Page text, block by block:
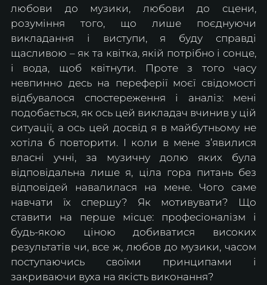
любови до музики, любови до сцени,
розуміння того, що лише поєднуючи
викладання і виступи, я буду справді
щасливою – як та квітка, якій потрібно і сонце,
і вода, щоб квітнути. Проте з того часу
невпинно десь на переферії моєї свідомості
відбувалося спостереження і аналіз: мені
подобається, як ось цей викладач вчинив у цій
ситуації, а ось цей досвід я в майбутньому не
хотіла б повторити. І коли в мене з’явилися
власні учні, за музичну долю яких була
відповідальна лише я, ціла гора питань без
відповідей навалилася на мене. Чого саме
навчати їх спершу? Як мотивувати? Що
ставити на перше місце: професіоналізм і
будь-якою ціною добиватися високих
результатів чи, все ж, любов до музики, часом
поступаючись своїми принципами і
закриваючи вуха на якість виконання?